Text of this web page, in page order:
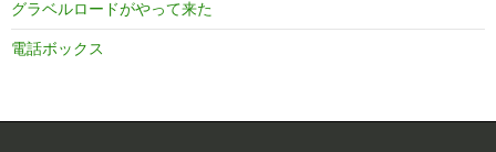
グラベルロードがやって来た
電話ボックス